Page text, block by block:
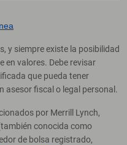
y siempre existe la posibilidad
en valores. Debe revisar
que pueda tener
asesor fiscal o legal personal.
por Merrill Lynch,
conocida como
de bolsa registrado,